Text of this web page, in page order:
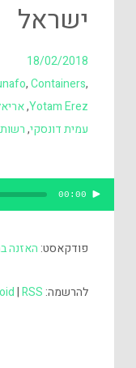
ישראל
18/02/2018
,Containers,
Yotam Erez
,
עמית דונסקי,
00:00
פודקאסט: האזנה
להרשמה: |RSS